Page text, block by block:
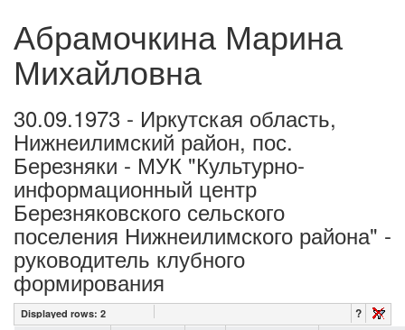
Абрамочкина Марина
Михайловна
30.09.1973 - Иркутская область,
Нижнеилимский район, пос.
Березняки - МУК "Культурно-
информационный центр
Березняковского сельского
поселения Нижнеилимского района" -
руководитель клубного
формирования
Displayed rows: 2 ?